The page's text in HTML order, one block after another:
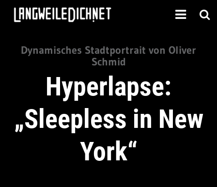
Dynamisches Stadtportrait von Oliver
Schmid
Hyperlapse:
„Sleepless in New
York“